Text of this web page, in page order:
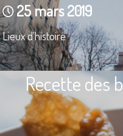
25 mars 2019
Lieux d'histoire
Recette des